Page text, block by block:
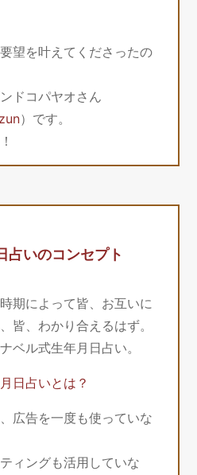
望を叶えてくださったの
ドコパヤオさん
）です。
占いのコンセプト
期によって皆、お互いに
皆、わかり合えるはず。
ベル式生年月日占い。
日占いとは？
広告を一度も使っていな
ィングも活用していな